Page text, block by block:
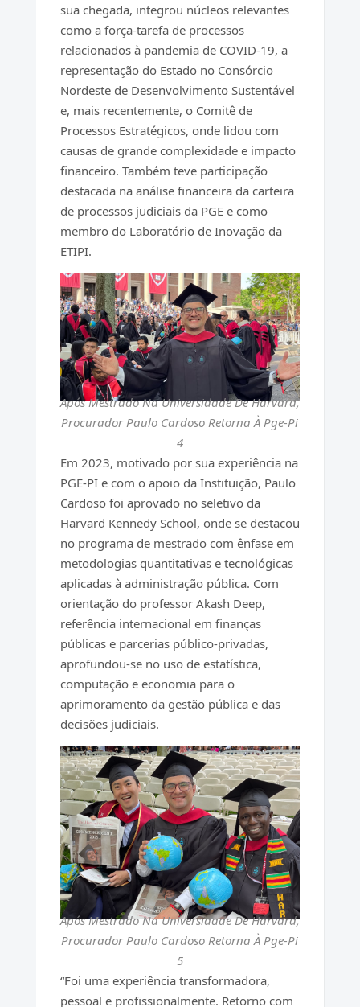
sua chegada, integrou núcleos relevantes
como a força-tarefa de processos
relacionados à pandemia de COVID-19, a
representação do Estado no Consórcio
Nordeste de Desenvolvimento Sustentável
e, mais recentemente, o Comitê de
Processos Estratégicos, onde lidou com
causas de grande complexidade e impacto
financeiro. Também teve participação
destacada na análise financeira da carteira
de processos judiciais da PGE e como
membro do Laboratório de Inovação da
ETIPI.
Após Mestrado Na Universidade De Harvard,
Procurador Paulo Cardoso Retorna À Pge-Pi
4
Em 2023, motivado por sua experiência na
PGE-PI e com o apoio da Instituição, Paulo
Cardoso foi aprovado no seletivo da
Harvard Kennedy School, onde se destacou
no programa de mestrado com ênfase em
metodologias quantitativas e tecnológicas
aplicadas à administração pública. Com
orientação do professor Akash Deep,
referência internacional em finanças
públicas e parcerias público-privadas,
aprofundou-se no uso de estatística,
computação e economia para o
aprimoramento da gestão pública e das
decisões judiciais.
Após Mestrado Na Universidade De Harvard,
Procurador Paulo Cardoso Retorna À Pge-Pi
5
“Foi uma experiência transformadora,
pessoal e profissionalmente. Retorno com